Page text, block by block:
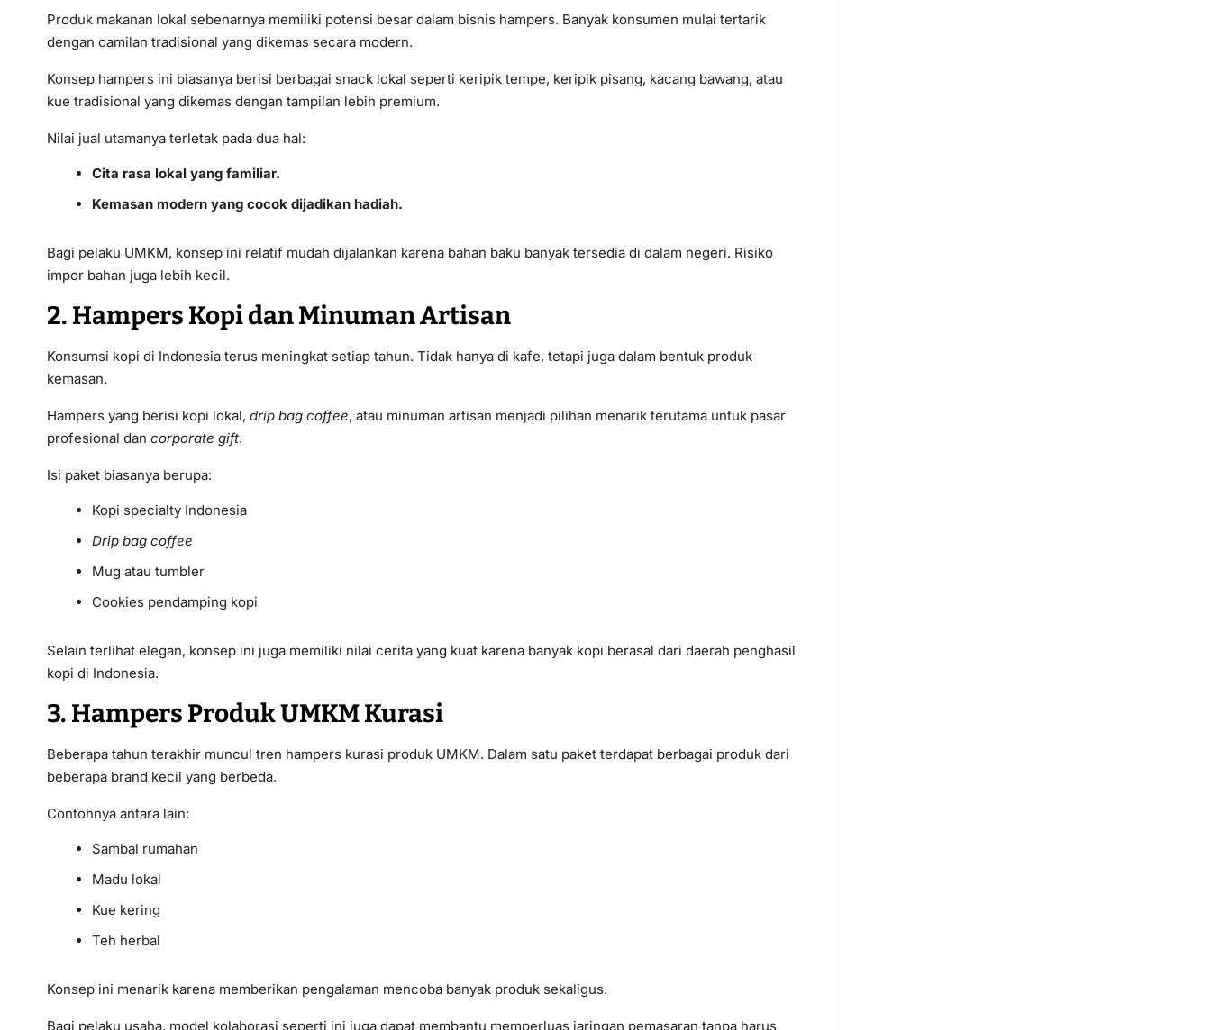
Produk makanan lokal sebenarnya memiliki potensi besar dalam bisnis hampers. Banyak konsumen mulai tertarik
dengan camilan tradisional yang dikemas secara modern.
Konsep hampers ini biasanya berisi berbagai snack lokal seperti keripik tempe, keripik pisang, kacang bawang, atau
kue tradisional yang dikemas dengan tampilan lebih premium.
Nilai jual utamanya terletak pada dua hal:
Cita rasa lokal yang familiar.
Kemasan modern yang cocok dijadikan hadiah.
Bagi pelaku UMKM, konsep ini relatif mudah dijalankan karena bahan baku banyak tersedia di dalam negeri. Risiko
impor bahan juga lebih kecil.
2. Hampers Kopi dan Minuman Artisan
Konsumsi kopi di Indonesia terus meningkat setiap tahun. Tidak hanya di kafe, tetapi juga dalam bentuk produk
kemasan.
Hampers yang berisi kopi lokal, drip bag coffee, atau minuman artisan menjadi pilihan menarik terutama untuk pasar
profesional dan corporate gift.
Isi paket biasanya berupa:
Kopi specialty Indonesia
Drip bag coffee
Mug atau tumbler
Cookies pendamping kopi
Selain terlihat elegan, konsep ini juga memiliki nilai cerita yang kuat karena banyak kopi berasal dari daerah penghasil
kopi di Indonesia.
3. Hampers Produk UMKM Kurasi
Beberapa tahun terakhir muncul tren hampers kurasi produk UMKM. Dalam satu paket terdapat berbagai produk dari
beberapa brand kecil yang berbeda.
Contohnya antara lain:
Sambal rumahan
Madu lokal
Kue kering
Teh herbal
Konsep ini menarik karena memberikan pengalaman mencoba banyak produk sekaligus.
Bagi pelaku usaha, model kolaborasi seperti ini juga dapat membantu memperluas jaringan pemasaran tanpa harus